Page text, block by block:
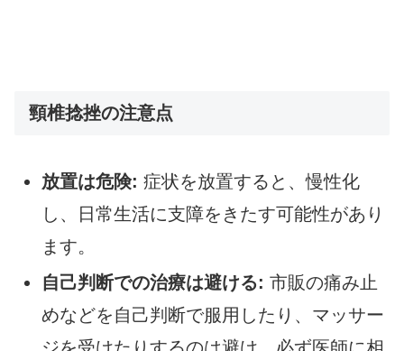
頸椎捻挫の注意点
放置は危険: 症状を放置すると、慢性化
し、日常生活に支障をきたす可能性があり
ます。
自己判断での治療は避ける: 市販の痛み止
めなどを自己判断で服用したり、マッサー
ジを受けたりするのは避け、必ず医師に相